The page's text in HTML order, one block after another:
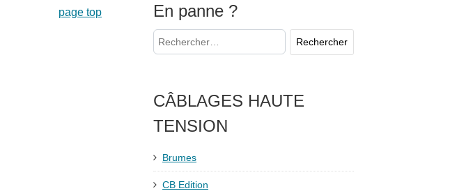
page top En panne ?
CÂBLAGES HAUTE
TENSION
Brumes
CB Edition